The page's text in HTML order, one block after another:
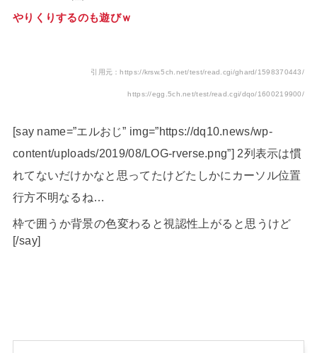
やりくりするのも遊びｗ
引用元：https://krsw.5ch.net/test/read.cgi/ghard/1598370443/
https://egg.5ch.net/test/read.cgi/dqo/1600219900/
[say name=”エルおじ” img=”https://dq10.news/wp-
content/uploads/2019/08/LOG-rverse.png”] 2列表示は慣
れてないだけかなと思ってたけどたしかにカーソル位置
行方不明なるね…
枠で囲うか背景の色変わると視認性上がると思うけど
[/say]